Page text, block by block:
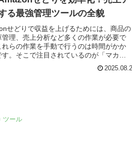
る最強管理ツールの全貌
せどりで収益を上げるためには、商品の
理、売上分析など多くの作業が必要で
らの作業を手動で行うのは時間がかか
す。そこで注目されているのが「マカ
ツール